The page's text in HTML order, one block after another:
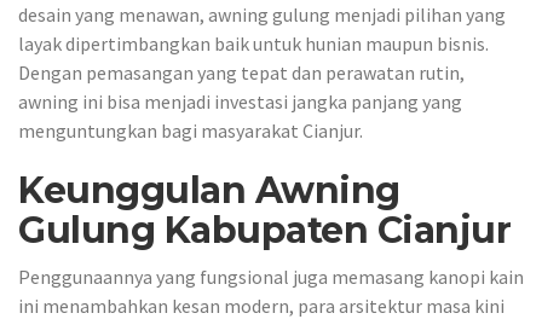
desain yang menawan, awning gulung menjadi pilihan yang
layak dipertimbangkan baik untuk hunian maupun bisnis.
Dengan pemasangan yang tepat dan perawatan rutin,
awning ini bisa menjadi investasi jangka panjang yang
menguntungkan bagi masyarakat Cianjur.
Keunggulan Awning
Gulung Kabupaten Cianjur
Penggunaannya yang fungsional juga memasang kanopi kain
ini menambahkan kesan modern, para arsitektur masa kini